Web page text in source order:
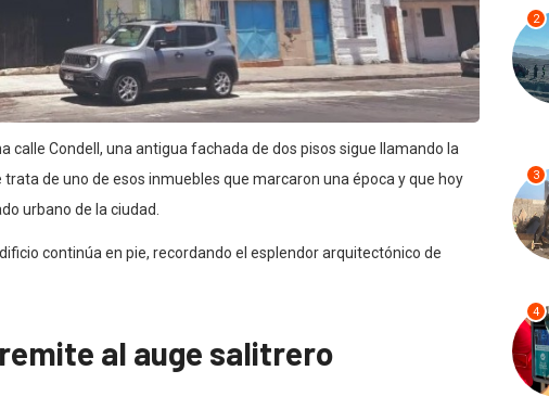
calle Condell, una antigua fachada de dos pisos sigue llamando la
de uno de esos inmuebles que marcaron una época y que hoy
urbano de la ciudad.
continúa en pie, recordando el esplendor arquitectónico de
al auge salitrero
2
3
4